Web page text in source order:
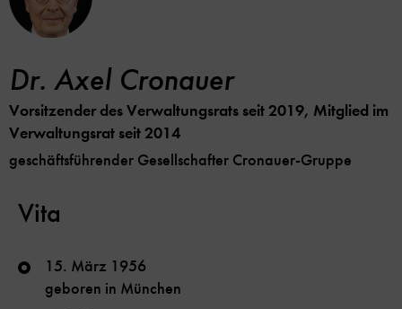
Dr. Axel Cronauer
Vorsitzender des Verwaltungsrats seit 2019, Mitglied im
Verwaltungsrat seit 2014
geschäftsführender Gesellschafter Cronauer-Gruppe
Vita
15. März 1956
geboren in München